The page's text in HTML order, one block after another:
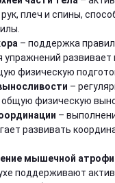
плеч и спины,
– поддержка
упражнений
физическую
–
физическую
–
развивать
мышечной
поддерживают